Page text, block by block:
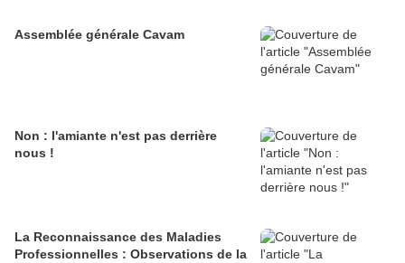
Assemblée générale Cavam
Non : l'amiante n'est pas derrière
nous !
La Reconnaissance des Maladies
Professionnelles : Observations de la